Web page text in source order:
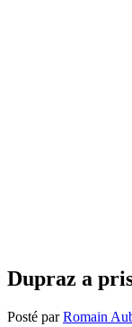
Dupraz a
Posté parRomain